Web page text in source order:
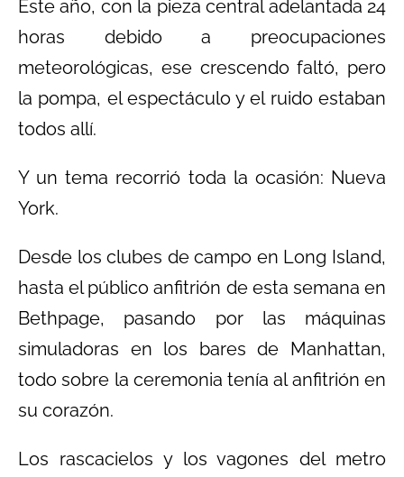
Este año, con la pieza central adelantada 24
horas debido a preocupaciones
meteorológicas, ese crescendo faltó, pero
la pompa, el espectáculo y el ruido estaban
todos allí.
Y un tema recorrió toda la ocasión: Nueva
York.
Desde los clubes de campo en Long Island,
hasta el público anfitrión de esta semana en
Bethpage, pasando por las máquinas
simuladoras en los bares de Manhattan,
todo sobre la ceremonia tenía al anfitrión en
su corazón.
Los rascacielos y los vagones del metro